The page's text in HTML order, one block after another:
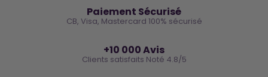
Paiement Sécurisé
CB, Visa, Mastercard 100% sécurisé
+10 000 Avis
Clients satisfaits Noté 4.8/5